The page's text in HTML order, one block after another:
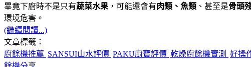
畢竟下廚時不是只有蔬菜水果 ，可能還會有肉類、魚類 、甚至是骨頭
環境危害。
(繼續閱讀...)
文章標籤：
廚餘機推薦 SANSUI山水評價 PAKU廚寶評價 乾燥廚餘機實測 好操